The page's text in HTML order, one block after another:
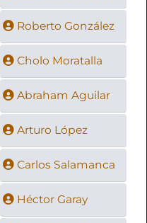
Roberto González
Cholo Moratalla
Abraham Aguilar
Arturo López
Carlos Salamanca
Héctor Garay